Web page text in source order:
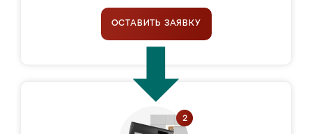
ОСТАВИТЬ ЗАЯВКУ